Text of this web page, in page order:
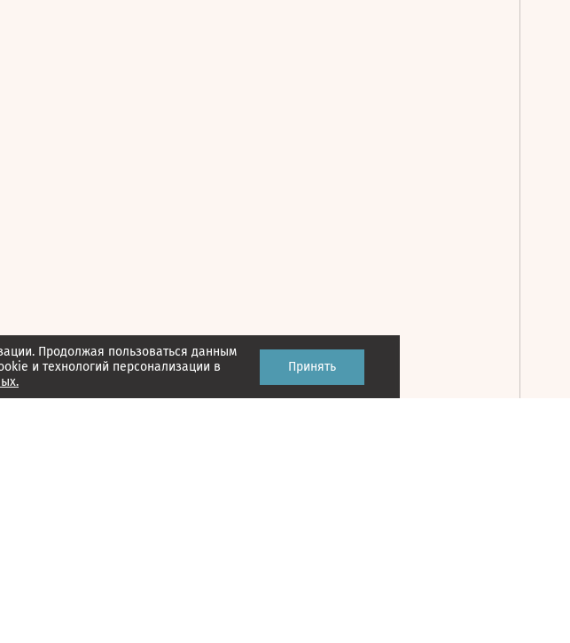
Продолжая пользоваться данным
и технологий персонализации в
Принять